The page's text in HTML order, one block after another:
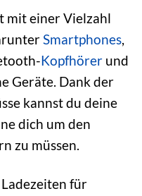
mit einer Vielzahl
Smartphones,
Kopfhörer und
Geräte. Dank der
kannst du deine
dich um den
zu müssen.
für